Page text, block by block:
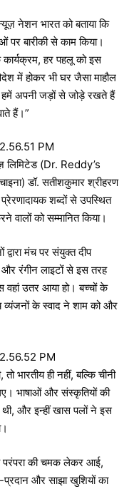
नेशन भारत को बताया कि
पर बारीकी से काम किया।
हर पहलू को इस
में होकर भी घर जैसा माहौल
हमें अपनी जड़ों से जोड़े रखते हैं
हैं।”
लिमिटेड (Dr. Reddy’s
डॉ. सतीशकुमार श्रीहरण
शब्दों से उपस्थित
वालों को सम्मानित किया।
मंच पर संयुक्त दीप
रंगीन लाइटों से इस तरह
वहां उतर आया हो। बच्चों के
व्यंजनों के स्वाद ने शाम को और
भारतीय ही नहीं, बल्कि चीनी
भाषाओं और संस्कृतियों की
थी, और इन्हीं खास पलों ने इस
परंपरा की चमक लेकर आई,
प्रदान और साझा खुशियों का